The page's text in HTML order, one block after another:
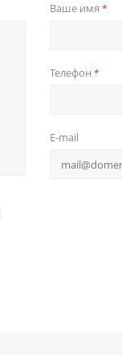
Ваше имя *
Телефон *
E-mail